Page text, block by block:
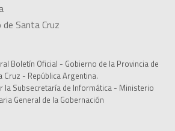
Santa Cruz
Boletín Oficial - Gobierno de la Provincia de
Cruz - República Argentina.
la Subsecretaría de Informática - Ministerio
General de la Gobernación